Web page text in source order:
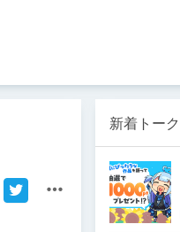
新着トーク